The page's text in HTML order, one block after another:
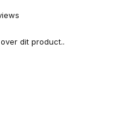
dit product..